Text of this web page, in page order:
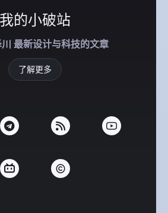
我的小破站
最新设计与科技的文章
了解更多